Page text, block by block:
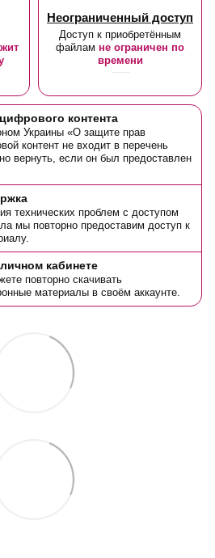
Неограниченный доступ
Доступ к приобретённым
файлам не ограничен по
времени
контента
Украины «О защите прав
контент не входит в перечень
вернуть, если он был предоставлен
технических проблем с доступом
мы повторно предоставим доступ к
кабинете
повторно скачивать
материалы в своём аккаунте.